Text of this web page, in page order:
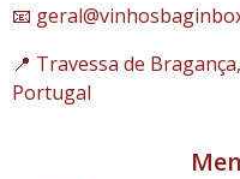
📧
📍 Travessa de
Portugal